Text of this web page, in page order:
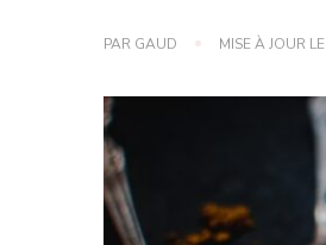
PAR GAUD MISE À JOUR LE